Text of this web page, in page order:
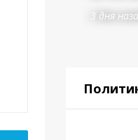
3 дня